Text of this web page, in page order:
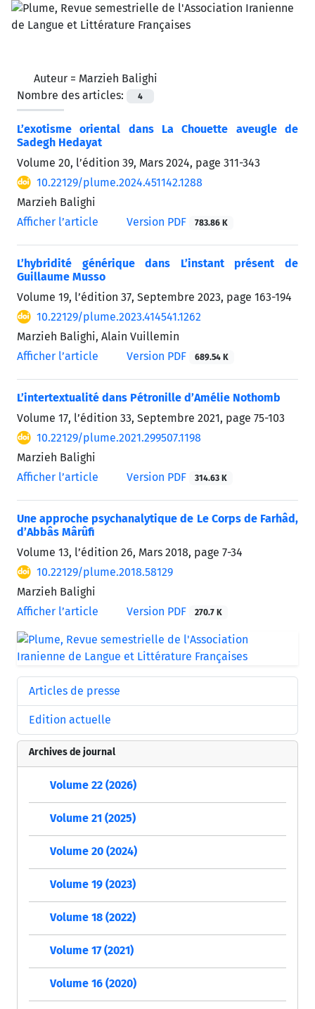
Auteur = Marzieh Balighi
Nombre des articles:
4
L’exotisme oriental dans La Chouette aveugle de
Sadegh Hedayat
Volume 20, l’édition 39, Mars 2024, page 311-343
10.22129/plume.2024.451142.1288
Marzieh Balighi
Afficher l’article
Version PDF 783.86 K
L’hybridité générique dans L’instant présent de
Guillaume Musso
Volume 19, l’édition 37, Septembre 2023, page 163-194
10.22129/plume.2023.414541.1262
Marzieh Balighi, Alain Vuillemin
Afficher l’article
Version PDF 689.54 K
L’intertextualité dans Pétronille d’Amélie Nothomb
Volume 17, l’édition 33, Septembre 2021, page 75-103
10.22129/plume.2021.299507.1198
Marzieh Balighi
Afficher l’article
Version PDF 314.63 K
Une approche psychanalytique de Le Corps de Farhâd,
d’Abbâs Mârûfi
Volume 13, l’édition 26, Mars 2018, page 7-34
10.22129/plume.2018.58129
Marzieh Balighi
Afficher l’article
Version PDF 270.7 K
Articles de presse
Edition actuelle
Archives de journal
Volume 22 (2026)
Volume 21 (2025)
Volume 20 (2024)
Volume 19 (2023)
Volume 18 (2022)
Volume 17 (2021)
Volume 16 (2020)